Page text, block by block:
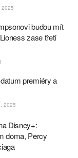
2025
budou mít
zase třetí
premiéry a
2025
Disney+:
doma, Percy